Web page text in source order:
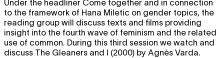
za
11.02
Bernard Van Eeghem & Stefanie
ClaesOMERTÀ
20:30
performance
Under the headliner Come together and in connection
to the framework of Hana Miletic on gender topics, the
reading group will discuss texts and films providing
insight into the fourth wave of feminism and the related
use of common. During this third session we watch and
discuss The Gleaners and I (2000) by Agnès Varda.